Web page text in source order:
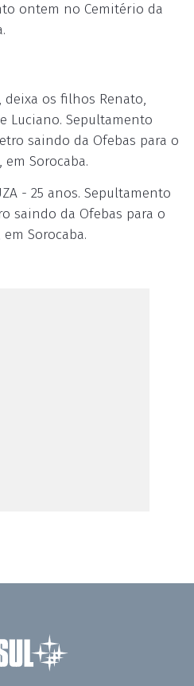
ontem no Cemitério da
deixa os filhos Renato,
Luciano. Sepultamento
saindo da Ofebas para o
Sorocaba.
- 25 anos. Sepultamento
saindo da Ofebas para o
Sorocaba.